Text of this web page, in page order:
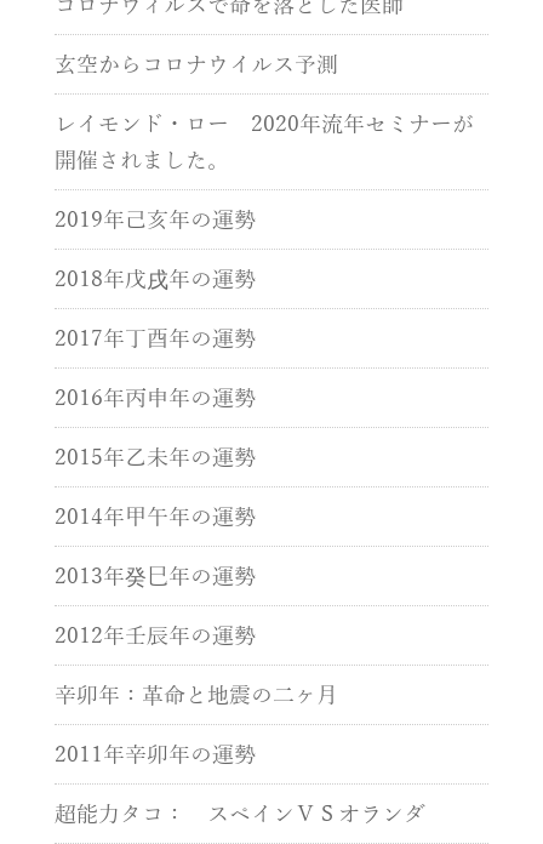
コロナウィルスで命を落とした医師
玄空からコロナウイルス予測
レイモンド・ロー 2020年流年セミナーが
開催されました。
2019年己亥年の運勢
2018年戊戌年の運勢
2017年丁酉年の運勢
2016年丙申年の運勢
2015年乙未年の運勢
2014年甲午年の運勢
2013年癸巳年の運勢
2012年壬辰年の運勢
辛卯年：革命と地震の二ヶ月
2011年辛卯年の運勢
超能力タコ： スペインＶＳオランダ